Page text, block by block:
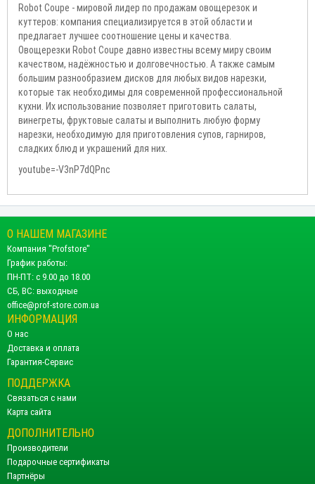
Robot Coupe - мировой лидер по продажам овощерезок и
куттеров: компания специализируется в этой области и
предлагает лучшее соотношение цены и качества.
Овощерезки Robot Coupe давно известны всему миру своим
качеством, надёжностью и долговечностью. А также самым
большим разнообразием дисков для любых видов нарезки,
которые так необходимы для современной профессиональной
кухни. Их использование позволяет приготовить салаты,
винегреты, фруктовые салаты и выполнить любую форму
нарезки, необходимую для приготовления супов, гарниров,
сладких блюд и украшений для них.
youtube=-V3nP7dQPnc
О НАШЕМ МАГАЗИНЕ
Компания "Profstore"
График работы:
ПН-ПТ: с 9.00 до 18.00
СБ, ВС: выходные
office@prof-store.com.ua
ИНФОРМАЦИЯ
О нас
Доставка и оплата
Гарантия-Сервис
ПОДДЕРЖКА
Связаться с нами
Карта сайта
ДОПОЛНИТЕЛЬНО
Производители
Подарочные сертификаты
Партнёры